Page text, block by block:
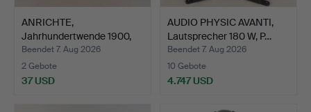
ANRICHTE,
Jahrhundertwende 1900,
Jugendsti…
Beendet 7. Aug 2026
2 Gebote
37 USD
AUDIO PHYSIC AVANTI,
Lautsprecher 180 W, P…
Beendet 7. Aug 2026
10 Gebote
4.747 USD